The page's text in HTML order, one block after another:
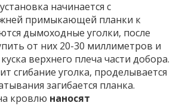
начинается с
примыкающей планки к
дымоходные уголки, после
от них 20-30 миллиметров и
верхнего плеча части добора.
сгибание уголка, проделывается
загибается планка.
кровлю наносят